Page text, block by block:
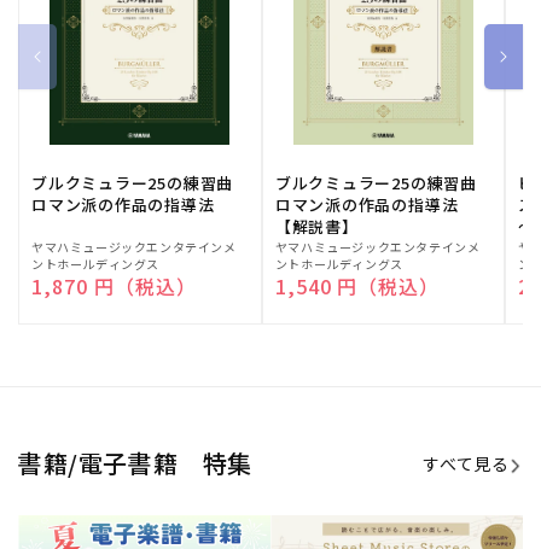
ブルクミュラー25の練習曲
ロマン派の作品の指導法
販
売
元:
ヤマハミュージックエンタテインメ
ントホールディングス
通常価格
1,870 円（税込）
ブルクミュラー25の練習曲
ロマン派の作品の指導法
【解説書】
販
売
元:
ヤマハミュージックエンタテインメ
ントホールディングス
通常価格
1,540 円（税込）
ピ
ス
～
販
売
元:
ヤ
ン
書籍/電子書籍 特集 すべて見る